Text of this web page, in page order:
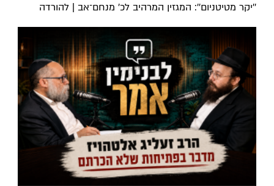
''יקר מטיטניום'': המגזין המרהיב לכ’ מנחם־אב | להורדה